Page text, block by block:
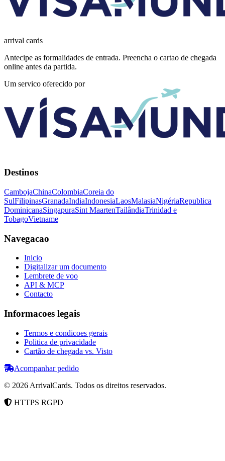
arrival cards
Antecipe as formalidades de entrada. Preencha o cartao de chegada
online antes da partida.
Um servico oferecido por
Destinos
CambojaChinaColombiaCoreia do
SulFilipinasGranadaIndiaIndonesiaLaosMalasiaNigériaRepublica
DominicanaSingapuraSint MaartenTailândiaTrinidad e
TobagoVietname
Navegacao
Inicio
Digitalizar um documento
Lembrete de voo
API & MCP
Contacto
Informacoes legais
Termos e condicoes gerais
Politica de privacidade
Cartão de chegada vs. Visto
Acompanhar pedido
© 2026 ArrivalCards. Todos os direitos reservados.
HTTPS RGPD